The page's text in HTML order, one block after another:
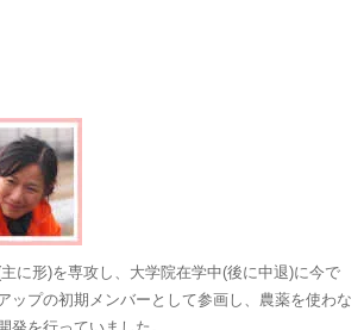
に形)を専攻し、大学院在学中(後に中退)に今で
ップの初期メンバーとして参画し、農薬を使わな